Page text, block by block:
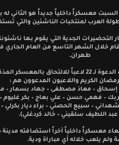
معسكراً داخلياً جديداً هو الثاني له
العرب لمنتخبات الناشئين والتي
التحضيرات الجدية التي يقوم بها
خلال الشهر التاسع من العام الجاري
طهران.
ووجه الجهاز الفني والإداري للمنتخب الدعوة لـ 22 لاعباً
الكريم واللاعبون المدعوون هم :
إسحاق – معاذ مصطفى – جهاد بسمار –
– فهمي حسن – علي بعاج – بكر غليوم –
– سبيع الحصني – براء ديار
عبد اللطيف سلقيني – خالد كردغلي).
معسكراً داخلياً آخراً استضافته
يلعب خلاله أي مباراة ودية.